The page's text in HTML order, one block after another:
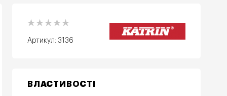
Артикул: 3136
ВЛАСТИВОСТІ